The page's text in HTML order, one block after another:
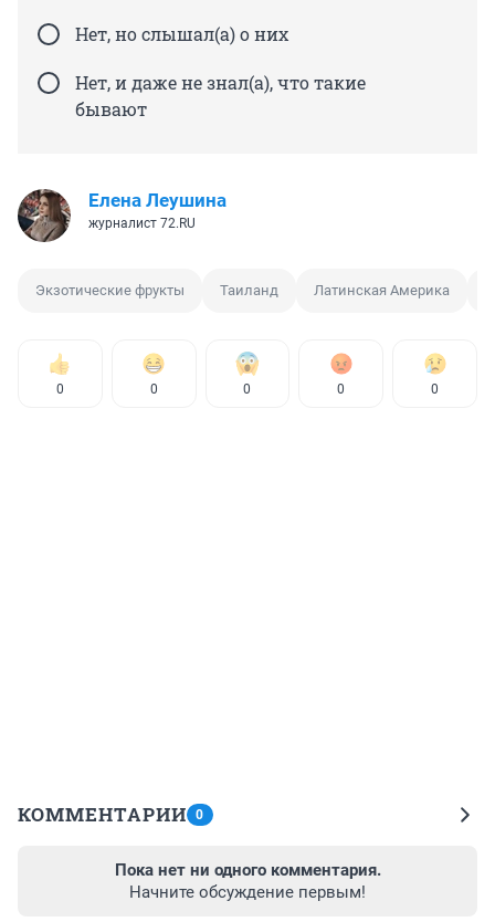
Нет, но слышал(а) о них
Нет, и даже не знал(а), что такие
бывают
Елена Леушина
журналист 72.RU
Экзотические фрукты Таиланд Латинская Америка
0 0 0 0 0
КОММЕНТАРИИ 0
Пока нет ни одного комментария.
Начните обсуждение первым!